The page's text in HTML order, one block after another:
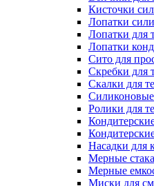
Кисточки
Лопатки
Лопатки для
Лопатки
Сито для
Скребки для
Скалки для
Силиконовые
Ролики для
Насадки для
Мерные
Мерные
Миски для